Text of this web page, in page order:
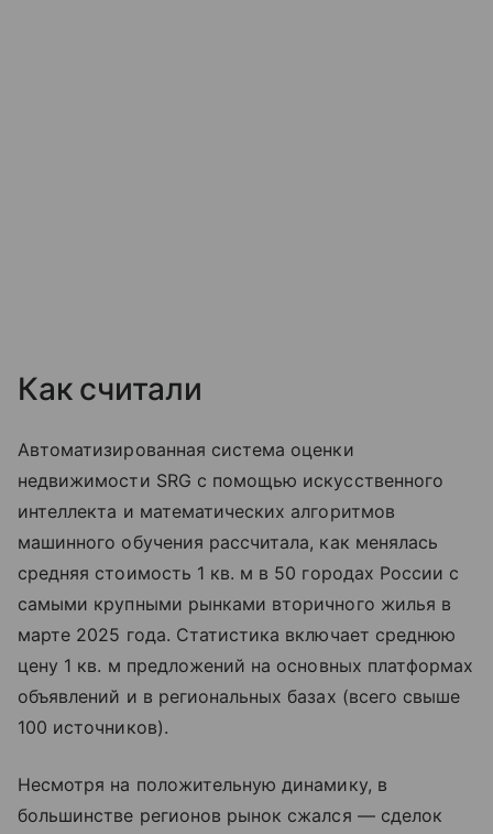
Как считали
Автоматизированная система оценки
недвижимости SRG с помощью искусственного
интеллекта и математических алгоритмов
машинного обучения рассчитала, как менялась
средняя стоимость 1 кв. м в 50 городах России с
самыми крупными рынками вторичного жилья в
марте 2025 года. Статистика включает среднюю
цену 1 кв. м предложений на основных платформах
объявлений и в региональных базах (всего свыше
100 источников).
Несмотря на положительную динамику, в
большинстве регионов рынок сжался — сделок